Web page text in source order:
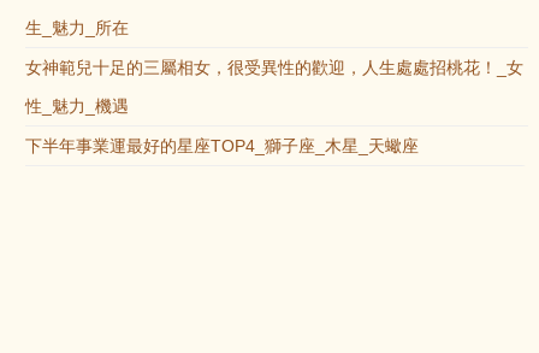
生_魅力_所在
女神範兒十足的三屬相女，很受異性的歡迎，人生處處招桃花！_女
性_魅力_機遇
下半年事業運最好的星座TOP4_獅子座_木星_天蠍座